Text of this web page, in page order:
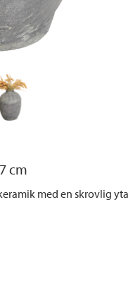
cm
med en skrovlig yta